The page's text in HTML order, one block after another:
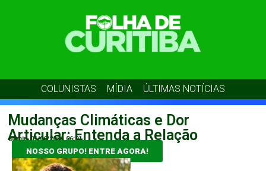
COLUNISTAS MÍDIA ÚLTIMAS NOTÍCIAS
Mudanças Climáticas e Dor
Articular: Entenda a Relação
admin 01/06/2026 06:01
NOSSO GRUPO! ENTRE AGORA!